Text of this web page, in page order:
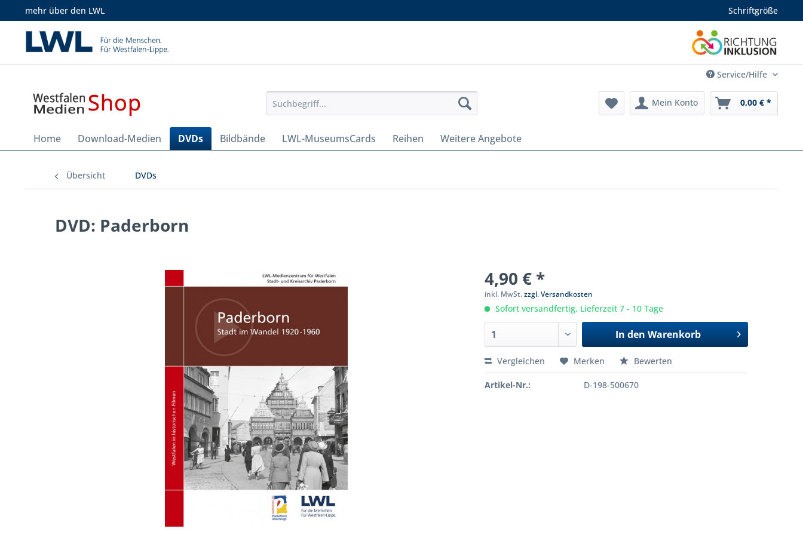
mehr über den LWL Schriftgröße
Service/Hilfe
Mein Konto 0,00 € *
Home Download-Medien DVDs Bildbände LWL-MuseumsCards Reihen Weitere Angebote
Übersicht DVDs
DVD: Paderborn
4,90 € *
inkl. MwSt.zzgl. Versandkosten
Sofort versandfertig, Lieferzeit 7 - 10 Tage
In den Warenkorb
Vergleichen Merken Bewerten
Artikel-Nr.: D-198-500670